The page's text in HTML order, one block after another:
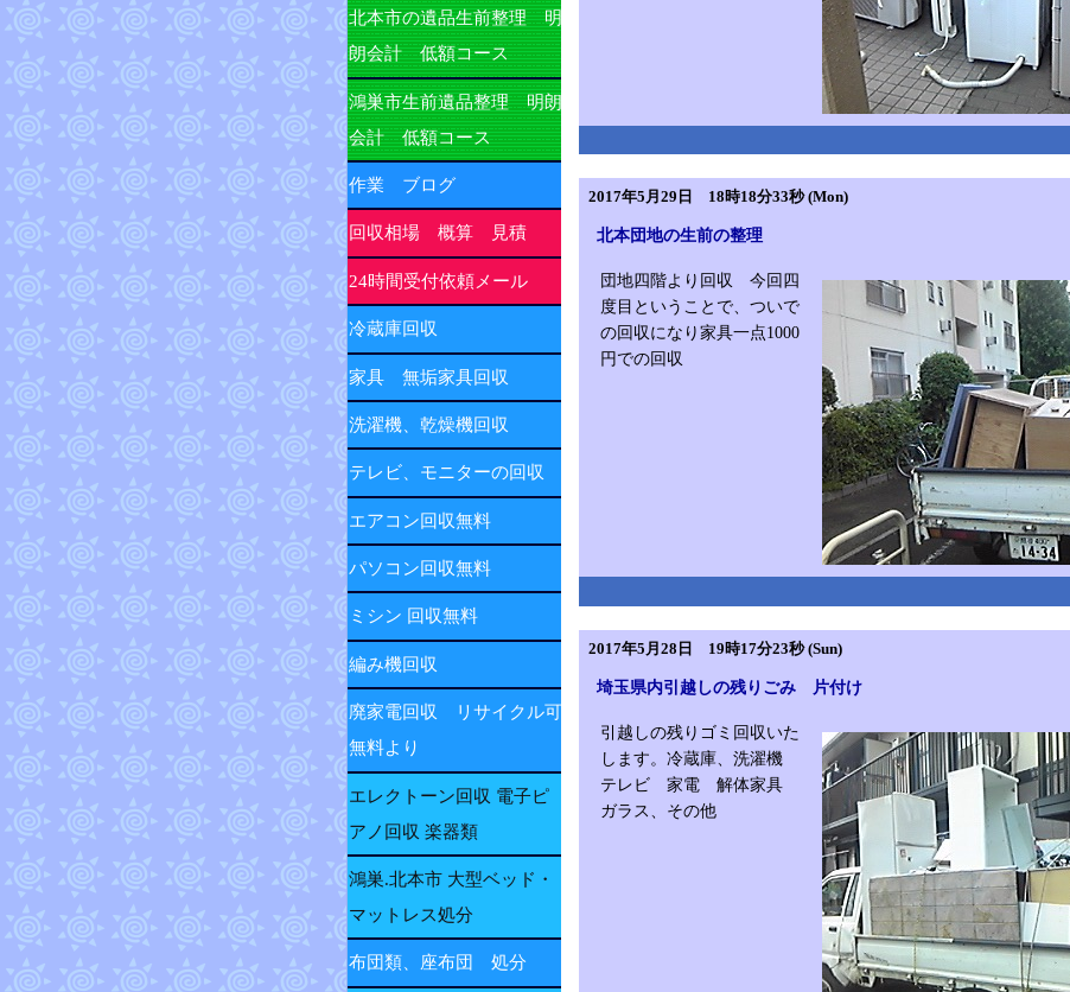
2017年5月29日 18時18分33秒 (Mon)
北本団地の生前の整理
団地四階より回収 今回四
度目ということで、ついで
の回収になり家具一点1000
円での回収
2017年5月28日 19時17分23秒 (Sun)
埼玉県内引越しの残りごみ 片付け
引越しの残りゴミ回収いた
します。冷蔵庫、洗濯機
テレビ 家電 解体家具
ガラス、その他
北本市の遺品生前整理 明
朗会計 低額コース
鴻巣市生前遺品整理 明朗
会計 低額コース
作業 ブログ
回収相場 概算 見積
24時間受付依頼メール
冷蔵庫回収
家具 無垢家具回収
洗濯機、乾燥機回収
テレビ、モニターの回収
エアコン回収無料
パソコン回収無料
ミシン 回収無料
編み機回収
廃家電回収 リサイクル可
無料より
エレクトーン回収 電子ピ
アノ回収 楽器類
鴻巣.北本市 大型ベッド・
マットレス処分
布団類、座布団 処分